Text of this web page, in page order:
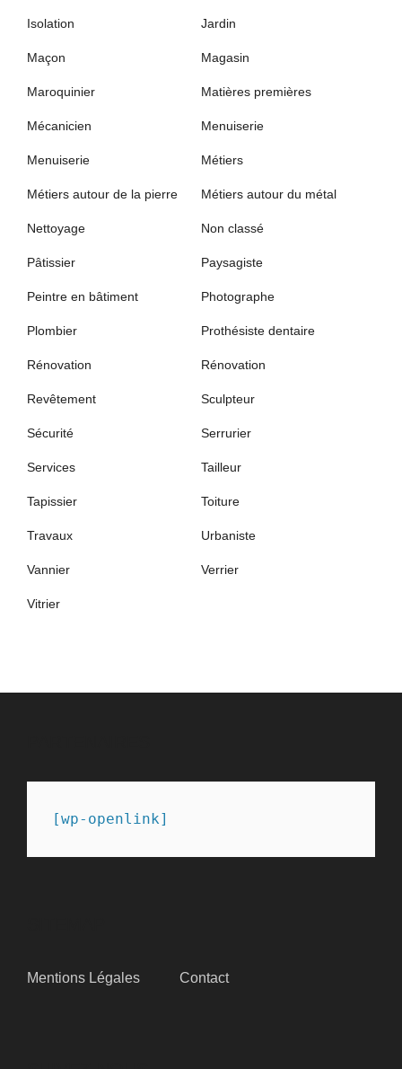
Isolation Jardin
Maçon Magasin
Maroquinier Matières premières
Mécanicien Menuiserie
Menuiserie Métiers
Métiers autour de la pierre Métiers autour du métal
Nettoyage Non classé
Pâtissier Paysagiste
Peintre en bâtiment Photographe
Plombier Prothésiste dentaire
Rénovation Rénovation
Revêtement Sculpteur
Sécurité Serrurier
Services Tailleur
Tapissier Toiture
Travaux Urbaniste
Vannier Verrier
Vitrier
[wp-openlink]
Mentions Légales Contact